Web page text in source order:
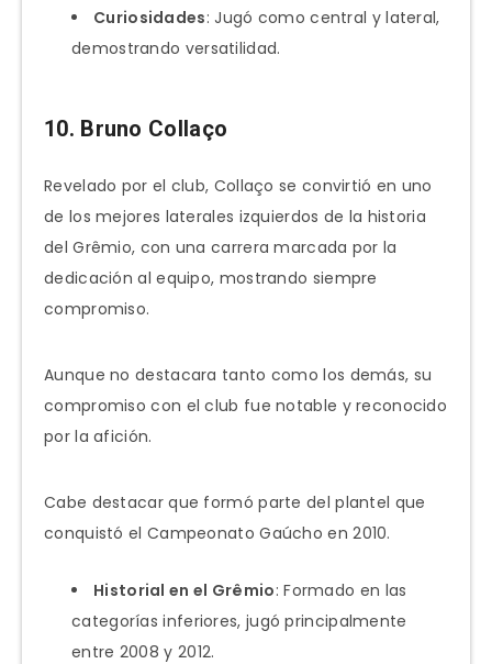
Curiosidades: Jugó como central y lateral,
demostrando versatilidad.
10. Bruno Collaço
Revelado por el club, Collaço se convirtió en uno
de los mejores laterales izquierdos de la historia
del Grêmio, con una carrera marcada por la
dedicación al equipo, mostrando siempre
compromiso.
Aunque no destacara tanto como los demás, su
compromiso con el club fue notable y reconocido
por la afición.
Cabe destacar que formó parte del plantel que
conquistó el Campeonato Gaúcho en 2010.
Historial en el Grêmio: Formado en las
categorías inferiores, jugó principalmente
entre 2008 y 2012.